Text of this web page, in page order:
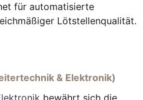
für automatisierte
Lötstellenqualität.
& Elektronik)
bewährt sich die